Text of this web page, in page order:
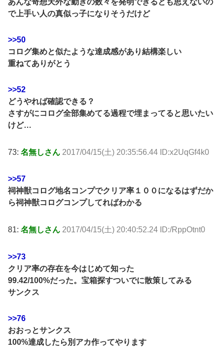
あんな奇想天外な動きの数々を発明できるとも思えないの
で上手い人の真似っ子になりそうだけど
>>50
コログ集めと似たような達成感があり結構楽しい
重ねてありがとう
>>52
どうやれば確認できる？
さすがにコログ全部集めてる過程で埋まってると思いたい
けど…
73: 名無しさん 2017/04/15(土) 20:35:56.44 ID:x2UqGf4k0
>>57
祠神獣コログ地名コンプでクリア率１００になるはずだか
ら祠神獣コログコンプしてればわかる
81: 名無しさん 2017/04/15(土) 20:40:52.24 ID:/RppOtnt0
>>73
クリア率の存在を今はじめて知った
99.42/100%だった。宝箱探すついでに散策してみる
サンクス
>>76
おおっとサンクス
100%達成したら別アカ作ってやります